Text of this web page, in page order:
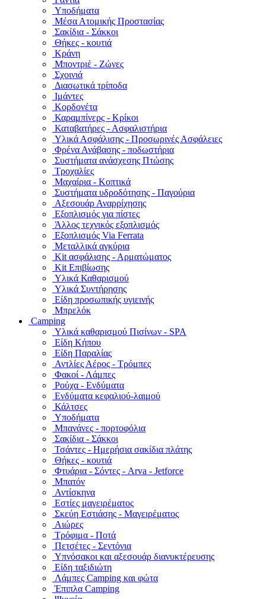
Υποδήματα
Μέσα Ατομικής Προστασίας
Σακίδια - Σάκκοι
Θήκες - κουτιά
Κράνη
Μποντριέ - Ζώνες
Σχοινιά
Διασωτικά τρίποδα
Ιμάντες
Κορδονέτα
Καραμπίνερς - Κρίκοι
Καταβατήρες - Ασφαλιστήρια
Υλικά Ασφάλισης - Προσωρινές Ασφάλειες
Φρένα Ανάβασης - ποδωστήρια
Συστήματα ανάσχεσης Πτώσης
Τροχαλίες
Μαχαίρια - Κοπτικά
Συστήματα υδροδότησης - Παγούρια
Αξεσουάρ Αναρρίχησης
Εξοπλισμός για πίστες
Άλλος τεχνικός εξοπλισμός
Εξοπλισμός Via Ferrata
Μεταλλικά αγκύρια
Kit ασφάλισης - Αρματώματος
Kit Επιβίωσης
Υλικά Καθαρισμού
Υλικά Συντήρησης
Είδη προσωπικής υγιεινής
Μπρελόκ
Camping
Υλικά καθαρισμού Πισίνων - SPA
Είδη Κήπου
Είδη Παραλίας
Αντλίες Αέρος - Τρόμπες
Φακοί - Λάμπες
Ρούχα - Ενδύματα
Ενδύματα κεφαλιού-λαιμού
Κάλτσες
Υποδήματα
Μπανάνες - πορτοφόλια
Σακίδια - Σάκκοι
Τσάντες - Ημερήσια σακίδια πλάτης
Θήκες - κουτιά
Φτυάρια - Σόντες - Arva - Jetforce
Μπατόν
Αντίσκηνα
Εστίες μαγειρέματος
Σκεύη Εστιάσης - Μαγειρέματος
Αιώρες
Τρόφιμα - Ποτά
Πετσέτες - Σεντόνια
Υπνόσακοι και αξεσουάρ διανυκτέρευσης
Είδη ταξιδιώτη
Λάμπες Camping και φώτα
Έπιπλα Camping